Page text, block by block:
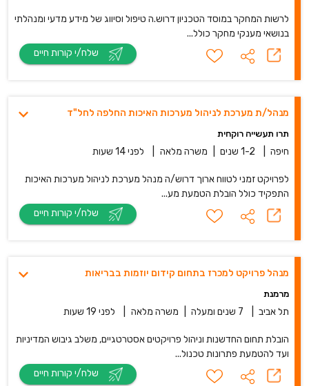
לרשות המחקר במוסד הטכניון דרוש.ה טיפול וסיווג של מידע מדעי ומנהלתי
בנושאי מענקי מחקר כולל...
מנהל/ת מערכת לניהול מערכות האיכות החלפה לחל"ד
תרו תעשייה רוקחית
חיפה 1-2 שנים משרה מלאה לפני 14 שעות
לפרויקט זמני לטווח ארוך דרוש/ה מנהל מערכת לניהול מערכות האיכות
התפקיד כולל הובלת הטמעת מע...
מנהל פרויקט למכרז בתחום קידום יוזמות בבריאות
מרמנת
תל אביב 7 שנים ומעלה משרה מלאה לפני 19 שעות
הובלת תחום החדשנות וניהול פרויקטים אסטרטגיים, משלב גיבוש המדיניות
ועד להטמעת פתרונות טכנול...